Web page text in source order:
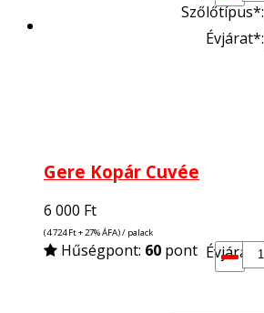
Szőlőtípus*:
Évjárat*:
Gere Kopár Cuvée
6 000 Ft
(4 724Ft+ 27% ÁFA) / palack
Hűségpont: 60 pont Évjárat*: